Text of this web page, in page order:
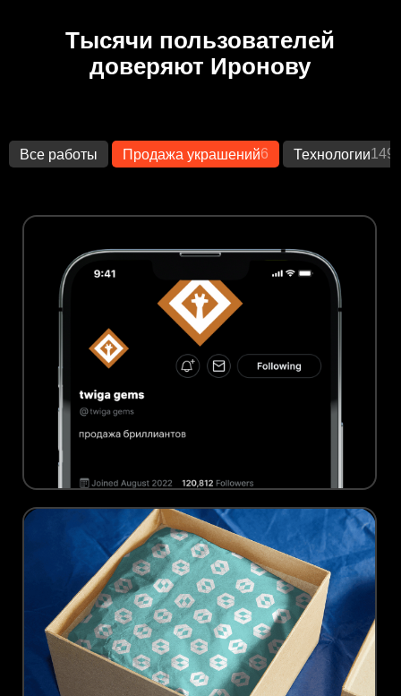
Тысячи пользователей
доверяют Иронову
Все работы Продажа украшений6 Технологии